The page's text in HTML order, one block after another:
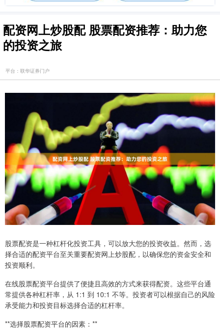
配资网上炒股配 股票配资推荐：助力您
的投资之旅
平台：联华证券门户
股票配资是一种杠杆化投资工具，可以放大您的投资收益。然而，选
择合适的配资平台至关重要配资网上炒股配，以确保您的资金安全和
投资顺利。
在线股票配资平台提供了便捷且高效的方式来获得配资。这些平台通
常提供各种杠杆率，从 1:1 到 10:1 不等。投资者可以根据自己的风险
承受能力和投资目标选择合适的杠杆率。
**选择股票配资平台的因素：**